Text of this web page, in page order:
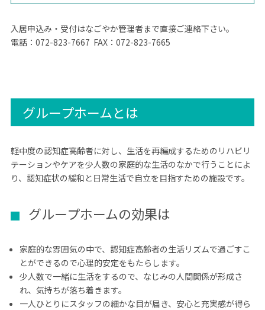
入居申込み・受付はなごやか管理者まで直接ご連絡下さい。
電話：072-823-7667 FAX：072-823-7665
グループホームとは
軽中度の認知症高齢者に対し、生活を再編成するためのリハビリ
テーションやケアを少人数の家庭的な生活のなかで行うことによ
り、認知症状の緩和と日常生活で自立を目指すための施設です。
グループホームの効果は
家庭的な雰囲気の中で、認知症高齢者の生活リズムで過ごすこ
とができるので心理的安定をもたらします。
少人数で一緒に生活をするので、なじみの人間関係が形成さ
れ、気持ちが落ち着きます。
一人ひとりにスタッフの細かな目が届き、安心と充実感が得ら